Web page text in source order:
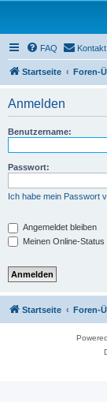
FAQ Kontakt
Startseite Foren-
Anmelden
Benutzername:
Passwort:
Ich habe mein Passwort
Angemeldet bleiben
Meinen Online-
Startseite Foren-